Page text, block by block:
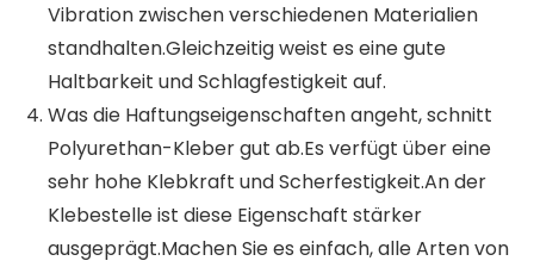
Vibration zwischen verschiedenen Materialien
standhalten.Gleichzeitig weist es eine gute
Haltbarkeit und Schlagfestigkeit auf.
Was die Haftungseigenschaften angeht, schnitt
Polyurethan-Kleber gut ab.Es verfügt über eine
sehr hohe Klebkraft und Scherfestigkeit.An der
Klebestelle ist diese Eigenschaft stärker
ausgeprägt.Machen Sie es einfach, alle Arten von